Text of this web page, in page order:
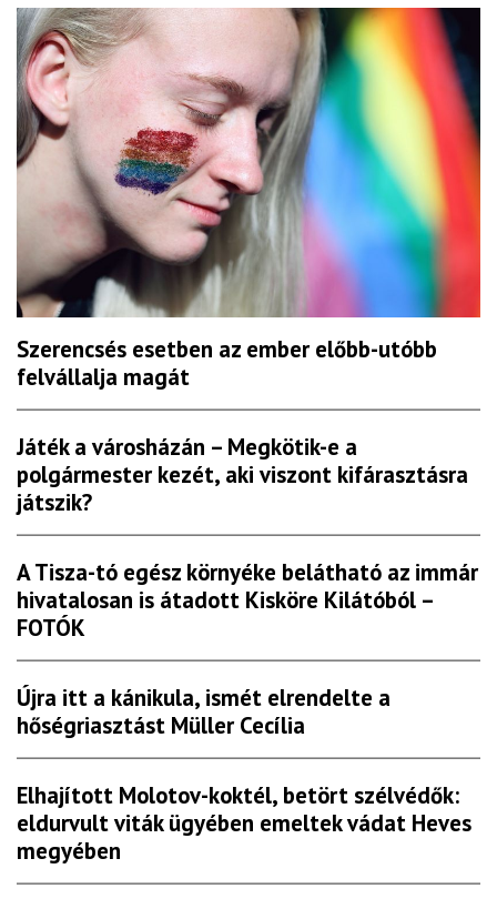
Szerencsés esetben az ember előbb-utóbb
felvállalja magát
Játék a városházán – Megkötik-e a
polgármester kezét, aki viszont kifárasztásra
játszik?
A Tisza-tó egész környéke belátható az immár
hivatalosan is átadott Kisköre Kilátóból –
FOTÓK
Újra itt a kánikula, ismét elrendelte a
hőségriasztást Müller Cecília
Elhajított Molotov-koktél, betört szélvédők:
eldurvult viták ügyében emeltek vádat Heves
megyében